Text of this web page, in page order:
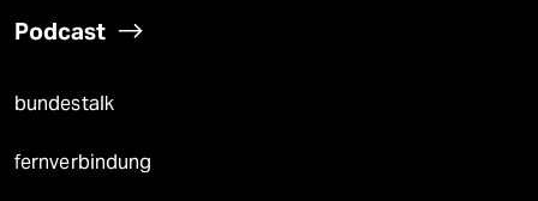
Podcast
bundestalk
fernverbindung